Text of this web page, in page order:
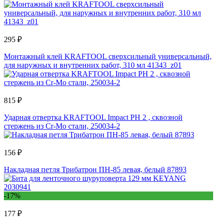
295 ₽
Монтажный клей KRAFTOOL сверхсильный универсальный,
для наружных и внутренних работ, 310 мл 41343_z01
815 ₽
Ударная отвертка KRAFTOOL Impact PH 2 , сквозной
стержень из Cr-Mo стали, 250034-2
156 ₽
Накладная петля Трибатрон ПН-85 левая, белый 87893
-17%
177 ₽